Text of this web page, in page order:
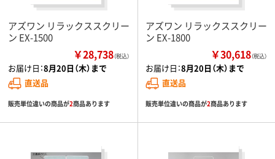
アズワン リラックススクリー
ン EX-1500
￥28,738（税込）
お届け日：8月20日（木）まで
直送品
販売単位違いの商品が2商品あります
アズワン リラックススクリー
ン EX-1800
￥30,618（税込）
お届け日：8月20日（木）まで
直送品
販売単位違いの商品が2商品あります